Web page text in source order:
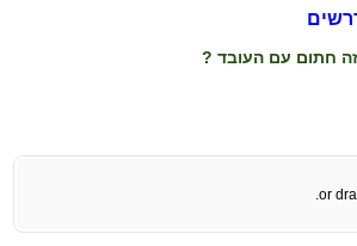
חתום עם העובד ?
or